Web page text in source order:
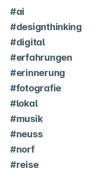
#ai
#designthinking
#digital
#erfahrungen
#erinnerung
#fotografie
#lokal
#musik
#neuss
#norf
#reise